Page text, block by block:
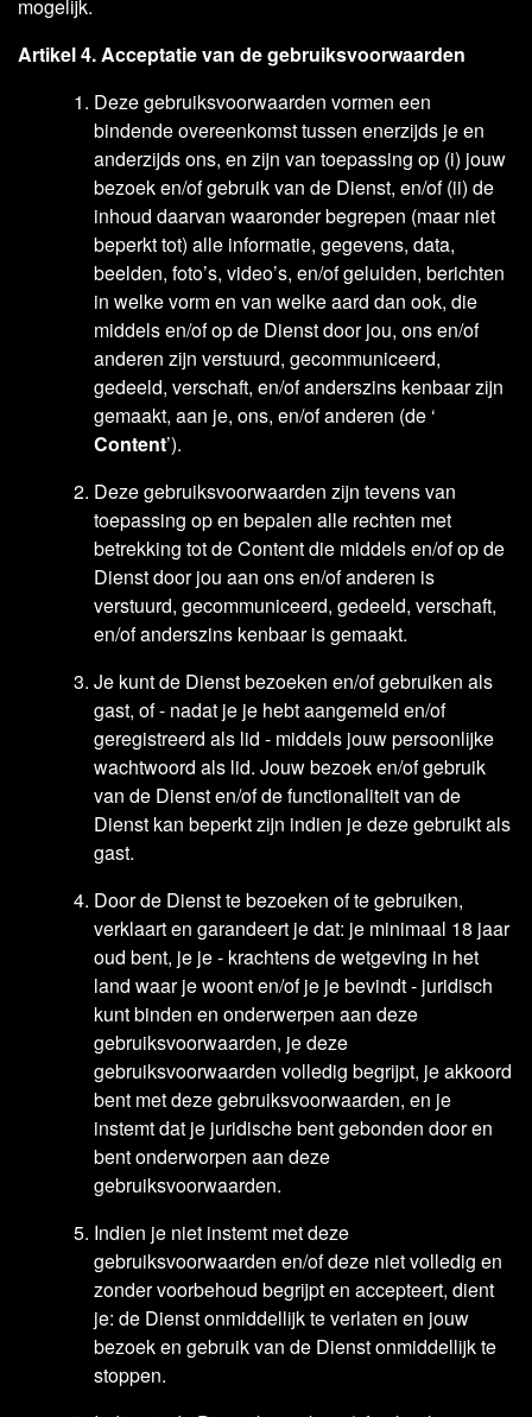
mogelijk.
Artikel 4. Acceptatie van de gebruiksvoorwaarden
Deze gebruiksvoorwaarden vormen een
bindende overeenkomst tussen enerzijds je en
anderzijds ons, en zijn van toepassing op (i) jouw
bezoek en/of gebruik van de Dienst, en/of (ii) de
inhoud daarvan waaronder begrepen (maar niet
beperkt tot) alle informatie, gegevens, data,
beelden, foto’s, video’s, en/of geluiden, berichten
in welke vorm en van welke aard dan ook, die
middels en/of op de Dienst door jou, ons en/of
anderen zijn verstuurd, gecommuniceerd,
gedeeld, verschaft, en/of anderszins kenbaar zijn
gemaakt, aan je, ons, en/of anderen (de ‘
Content’).
Deze gebruiksvoorwaarden zijn tevens van
toepassing op en bepalen alle rechten met
betrekking tot de Content die middels en/of op de
Dienst door jou aan ons en/of anderen is
verstuurd, gecommuniceerd, gedeeld, verschaft,
en/of anderszins kenbaar is gemaakt.
Je kunt de Dienst bezoeken en/of gebruiken als
gast, of - nadat je je hebt aangemeld en/of
geregistreerd als lid - middels jouw persoonlijke
wachtwoord als lid. Jouw bezoek en/of gebruik
van de Dienst en/of de functionaliteit van de
Dienst kan beperkt zijn indien je deze gebruikt als
gast.
Door de Dienst te bezoeken of te gebruiken,
verklaart en garandeert je dat: je minimaal 18 jaar
oud bent, je je - krachtens de wetgeving in het
land waar je woont en/of je je bevindt - juridisch
kunt binden en onderwerpen aan deze
gebruiksvoorwaarden, je deze
gebruiksvoorwaarden volledig begrijpt, je akkoord
bent met deze gebruiksvoorwaarden, en je
instemt dat je juridische bent gebonden door en
bent onderworpen aan deze
gebruiksvoorwaarden.
Indien je niet instemt met deze
gebruiksvoorwaarden en/of deze niet volledig en
zonder voorbehoud begrijpt en accepteert, dient
je: de Dienst onmiddellijk te verlaten en jouw
bezoek en gebruik van de Dienst onmiddellijk te
stoppen.